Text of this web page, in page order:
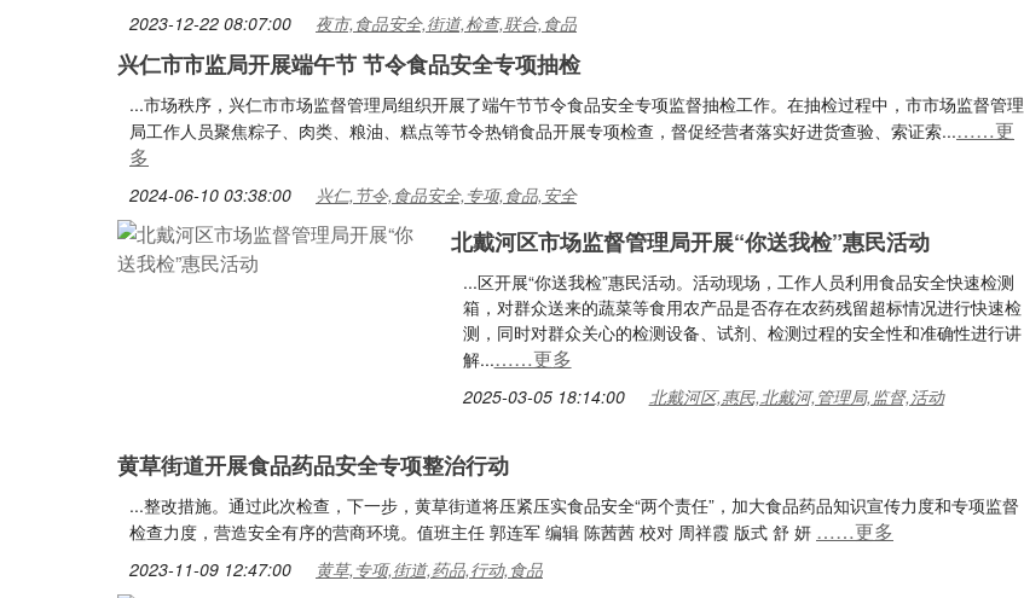
2023-12-22 08:07:00 夜市,食品安全,街道,检查,联合,食品
兴仁市市监局开展端午节 节令食品安全专项抽检
...市场秩序，兴仁市市场监督管理局组织开展了端午节节令食品安全专项监督抽检工作。在抽检过程中，市市场监督管理
局工作人员聚焦粽子、肉类、粮油、糕点等节令热销食品开展专项检查，督促经营者落实好进货查验、索证索...……更
多
2024-06-10 03:38:00 兴仁,节令,食品安全,专项,食品,安全
北戴河区市场监督管理局开展“你送我检”惠民活动
...区开展“你送我检”惠民活动。活动现场，工作人员利用食品安全快速检测
箱，对群众送来的蔬菜等食用农产品是否存在农药残留超标情况进行快速检
测，同时对群众关心的检测设备、试剂、检测过程的安全性和准确性进行讲
解...……更多
2025-03-05 18:14:00 北戴河区,惠民,北戴河,管理局,监督,活动
黄草街道开展食品药品安全专项整治行动
...整改措施。通过此次检查，下一步，黄草街道将压紧压实食品安全“两个责任”，加大食品药品知识宣传力度和专项监督
检查力度，营造安全有序的营商环境。值班主任 郭连军 编辑 陈茜茜 校对 周祥霞 版式 舒 妍 ……更多
2023-11-09 12:47:00 黄草,专项,街道,药品,行动,食品